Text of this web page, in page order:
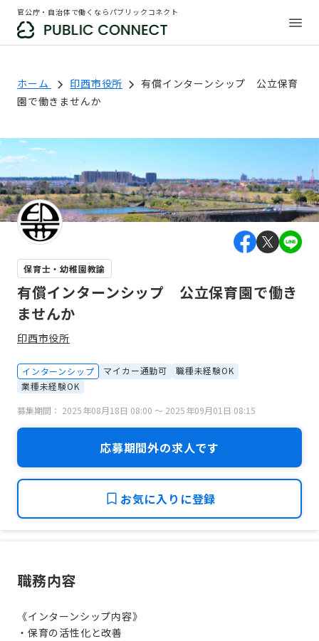
官公庁・自治体で働くならパブリックコネクト
ホーム 印西市役所
有償インターンシップ 公立保育
園で働きませんか
保育士・幼稚園教諭
有償インターンシップ 公立保育園で働き
ませんか
印西市役所
インターンシップ マイカー通勤可
職種未経験OK
業種未経験OK
募集期間： 2025年08月18日 08:00 〜 2025年09月01日 08:15
応募期間外の求人です
お気に入りに登録
職務内容
《インターンシップ内容》
・保育の活性化と改善